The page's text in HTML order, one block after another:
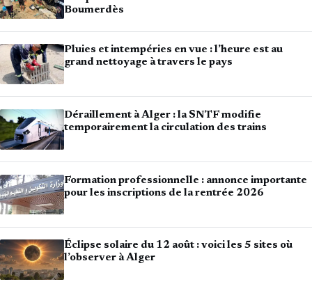
Boumerdès
Pluies et intempéries en vue : l’heure est au
grand nettoyage à travers le pays
Déraillement à Alger : la SNTF modifie
temporairement la circulation des trains
Formation professionnelle : annonce importante
pour les inscriptions de la rentrée 2026
Éclipse solaire du 12 août : voici les 5 sites où
l’observer à Alger